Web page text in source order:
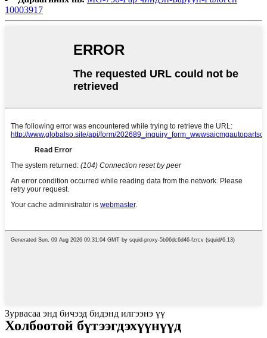
10003917
Зурвасаа энд бичээд бидэнд илгээнэ үү
Холбоотой бүтээгдэхүүнүүд